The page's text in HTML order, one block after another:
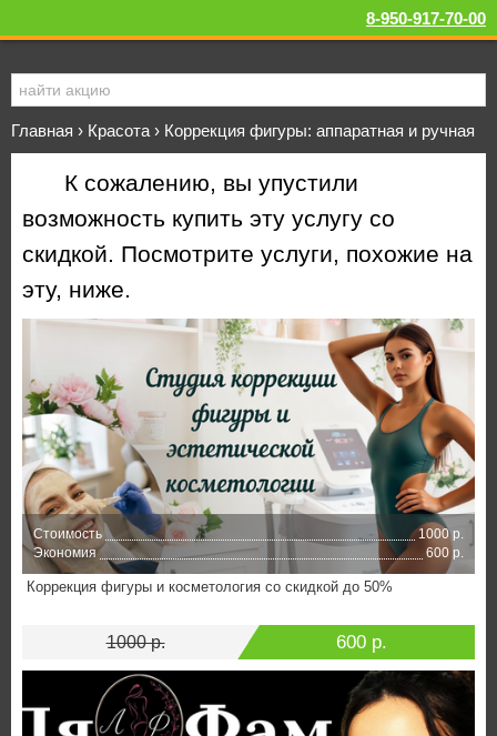
8-950-917-70-00
Главная › Красота › Коррекция фигуры: аппаратная и ручная
К сожалению, вы упустили
возможность купить эту услугу со
скидкой. Посмотрите услуги, похожие на
эту, ниже.
Стоимость
1000 р.
Экономия
600 р.
Коррекция фигуры и косметология со скидкой до 50%
1000 р. 600 р.